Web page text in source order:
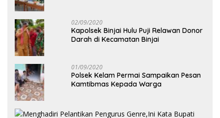
02/09/2020
Kapolsek Binjai Hulu Puji Relawan Donor
Darah di Kecamatan Binjai
01/09/2020
Polsek Kelam Permai Sampaikan Pesan
Kamtibmas Kepada Warga